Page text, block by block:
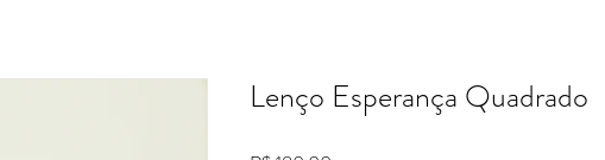
Lenço Esperança Quadrado